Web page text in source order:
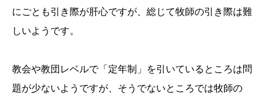
にごとも引き際が肝心ですが、総じて牧師の引き際は難
しいようです。
教会や教団レベルで「定年制」を引いているところは問
題が少ないようですが、そうでないところでは牧師の